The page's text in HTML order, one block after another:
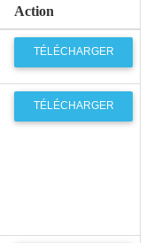
Action
TÉLÉCHARGER
TÉLÉCHARGER